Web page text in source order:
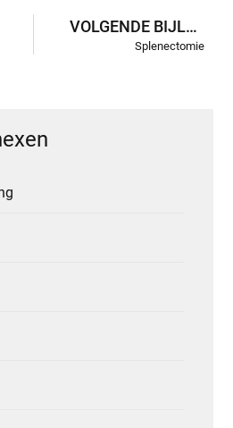
VOLGENDE BIJLAGEN
Splenectomie